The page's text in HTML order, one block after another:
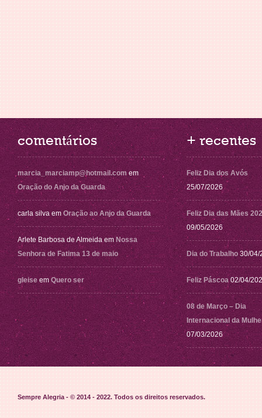
comentários
marcia_marciamp@hotmail.com em
Oração do Anjo da Guarda
carla silva em Oração ao Anjo da Guarda
Arlete Barbosa de Almeida em Nossa
Senhora de Fatima 13 de maio
gleise em Quero ser
+ recentes
Feliz Dia dos Avós
25/07/2026
Feliz Dia das Mães
09/05/2026
Dia do Trabalho 30/04/
Feliz Páscoa 02/04/
08 de Março – Dia
Internacional da
07/03/2026
Sempre Alegria - © 2014 - 2022. Todos os direitos reservados.